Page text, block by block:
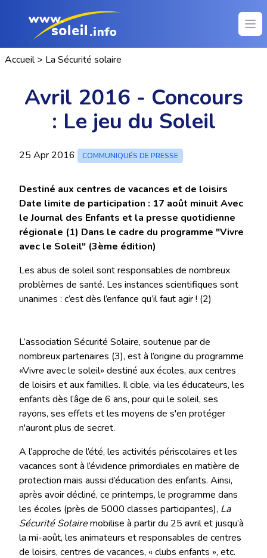
Accueil > La Sécurité solaire
Avril 2016 - Concours
: Le jeu du Soleil
25 Apr 2016 COMMUNIQUÉS DE PRESSE
Destiné aux centres de vacances et de loisirs
Date limite de participation : 17 août minuit Avec
le Journal des Enfants et la presse quotidienne
régionale (1) Dans le cadre du programme "Vivre
avec le Soleil" (3ème édition)
Les abus de soleil sont responsables de nombreux
problèmes de santé. Les instances scientifiques sont
unanimes : c’est dès l’enfance qu’il faut agir ! (2)
L’association Sécurité Solaire, soutenue par de
nombreux partenaires (3), est à l’origine du programme
«Vivre avec le soleil» destiné aux écoles, aux centres
de loisirs et aux familles. Il cible, via les éducateurs, les
enfants dès l’âge de 6 ans, pour qui le soleil, ses
rayons, ses effets et les moyens de s'en protéger
n'auront plus de secret.
A l’approche de l’été, les activités périscolaires et les
vacances sont à l’évidence primordiales en matière de
protection mais aussi d’éducation des enfants. Ainsi,
après avoir décliné, ce printemps, le programme dans
les écoles (près de 5000 classes participantes), La
Sécurité Solairemobilise à partir du 25 avril et jusqu’à
la mi-août, les animateurs et responsables de centres
de loisirs, centres de vacances, « clubs enfants », etc.